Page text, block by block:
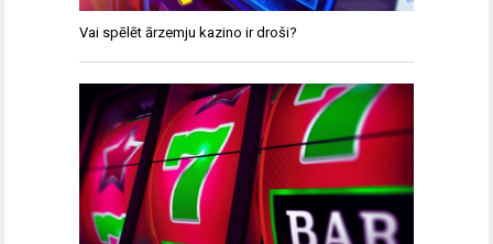
Vai spēlēt ārzemju kazino ir droši?